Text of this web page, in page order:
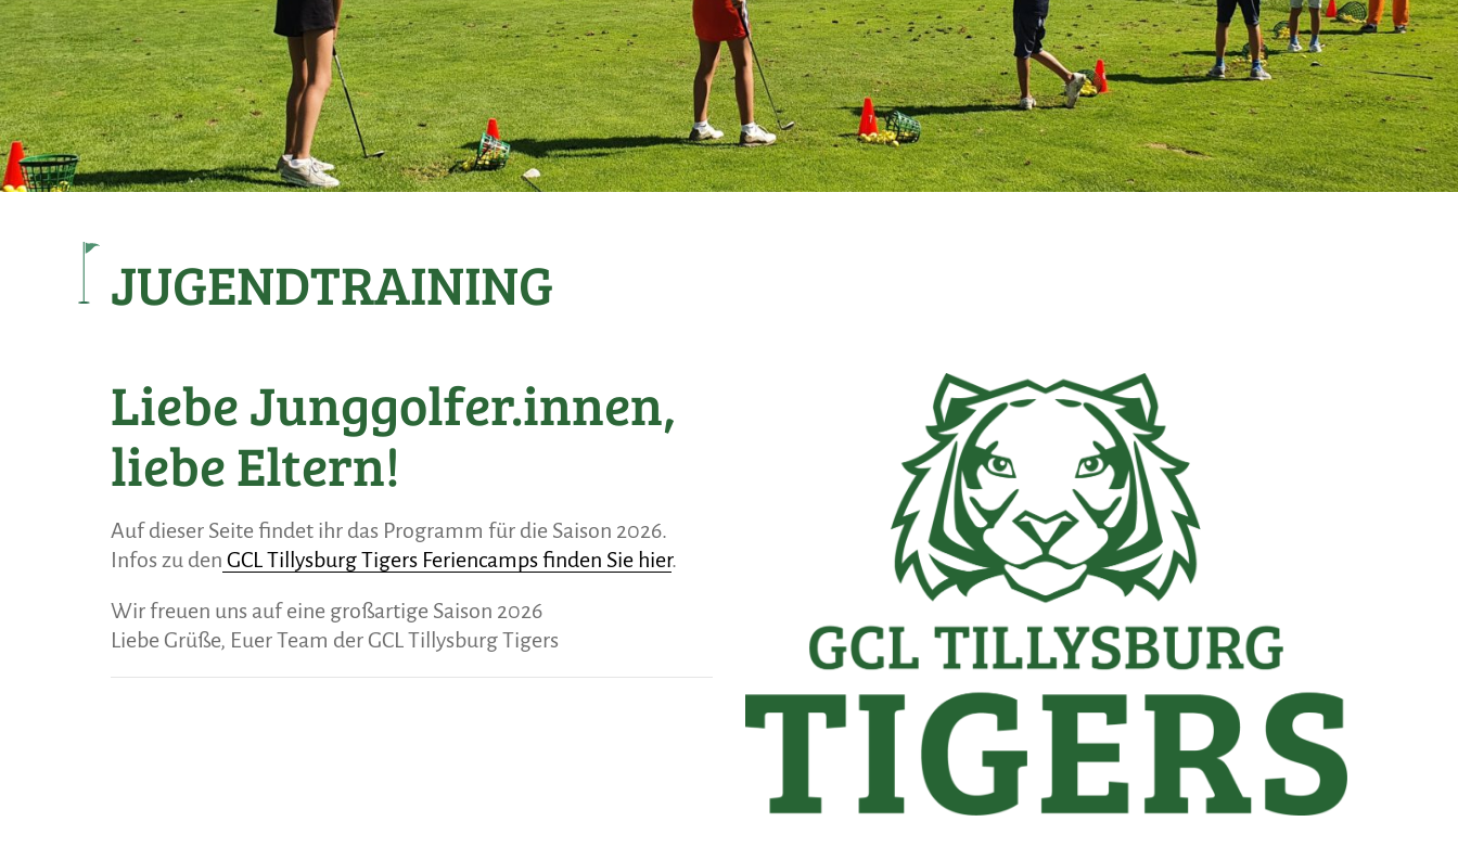
JUGENDTRAINING
Liebe Junggolfer.innen,
liebe Eltern!
Auf dieser Seite findet ihr das Programm für die Saison 2026.
Infos zu den GCL Tillysburg Tigers Feriencamps finden Sie hier.
Wir freuen uns auf eine großartige Saison 2026
Liebe Grüße, Euer Team der GCL Tillysburg Tigers